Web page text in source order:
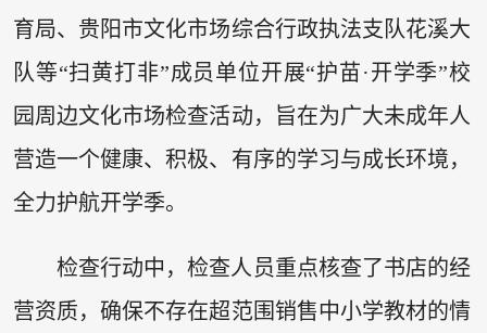
育局、贵阳市文化市场综合行政执法支队花溪大
队等“扫黄打非”成员单位开展“护苗·开学季”校
园周边文化市场检查活动，旨在为广大未成年人
营造一个健康、积极、有序的学习与成长环境，
全力护航开学季。
检查行动中，检查人员重点核查了书店的经
营资质，确保不存在超范围销售中小学教材的情